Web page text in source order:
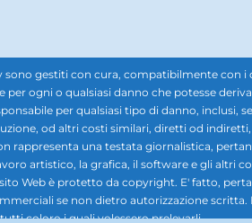
gestiti con cura, compatibilmente con
ogni o qualsiasi danno che potesse
per qualsiasi tipo di danno, inclusi,
od altri costi similari, diretti od
rappresenta una testata giornalistica,
artistico, la grafica, il software e gli
Web è protetto da copyright. E' fatto,
se non dietro autorizzazione
coloro i quali volessero prelevarli.